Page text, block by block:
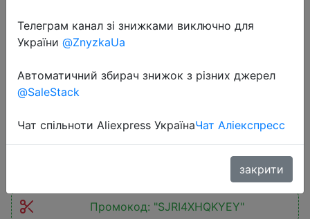
2022-10-07
Essager USB Type C Fast Charger
Portable Adapter For IPhone 14 13
12 IPad Xiaomi Fast Wall Chargers
$6.99
Промокод: "SJRI4XHQKYEY"
Телеграм канал зі знижками виключно для
України @ZnyzkaUa
Автоматичний збирач знижок з різних джерел
@SaleStack
Чат спільноти Aliexpress УкраїнаЧат Аліекспресс
закрити